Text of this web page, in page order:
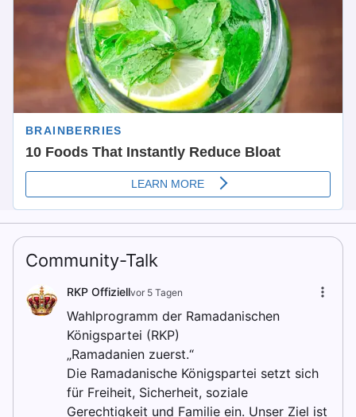
Community-Talk
RKP Offiziellvor 5 Tagen
Wahlprogramm der Ramadanischen
Königspartei (RKP)
„Ramadanien zuerst.“
Die Ramadanische Königspartei setzt sich
für Freiheit, Sicherheit, soziale
Gerechtigkeit und Familie ein. Unser Ziel ist